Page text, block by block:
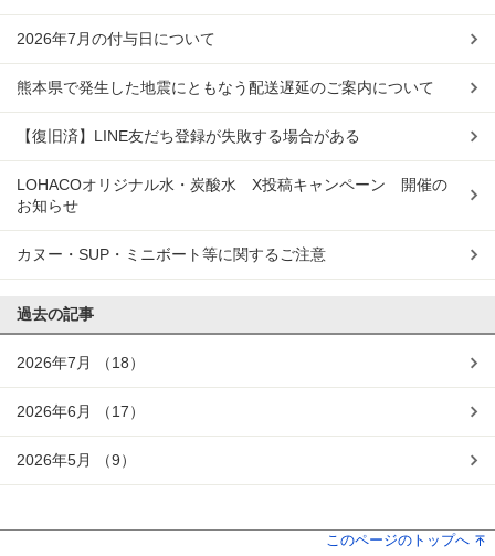
2026年7月の付与日について
熊本県で発生した地震にともなう配送遅延のご案内について
【復旧済】LINE友だち登録が失敗する場合がある
LOHACOオリジナル水・炭酸水 X投稿キャンペーン 開催の
お知らせ
カヌー・SUP・ミニボート等に関するご注意
過去の記事
2026年7月 （18）
2026年6月 （17）
2026年5月 （9）
このページのトップへ